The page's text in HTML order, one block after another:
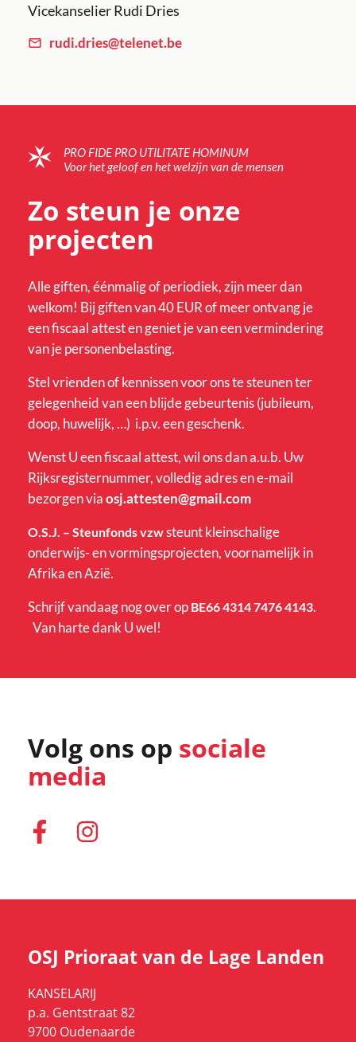
Vicekanselier Rudi Dries
rudi.dries@telenet.be
PRO FIDE PRO UTILITATE HOMINUM
Voor het geloof en het welzijn van de mensen
Zo steun je onze
projecten
Alle giften, éénmalig of periodiek, zijn meer dan
welkom! Bij giften van 40 EUR of meer ontvang je
een fiscaal attest en geniet je van een vermindering
van je personenbelasting.
Stel vrienden of kennissen voor ons te steunen ter
gelegenheid van een blijde gebeurtenis (jubileum,
doop, huwelijk, …) i.p.v. een geschenk.
Wenst U een fiscaal attest, wil ons dan a.u.b. Uw
Rijksregisternummer, volledig adres en e-mail
bezorgen viaosj.attesten@gmail.com
O.S.J. – Steunfonds vzwsteunt kleinschalige
onderwijs- en vormingsprojecten, voornamelijk in
Afrika en Azië.
Schrijf vandaag nog over op BE66 4314 7476 4143.
Van harte dank U wel!
Volg ons op sociale
media
OSJ Prioraat van de Lage Landen
KANSELARIJ
p.a. Gentstraat 82
9700 Oudenaarde